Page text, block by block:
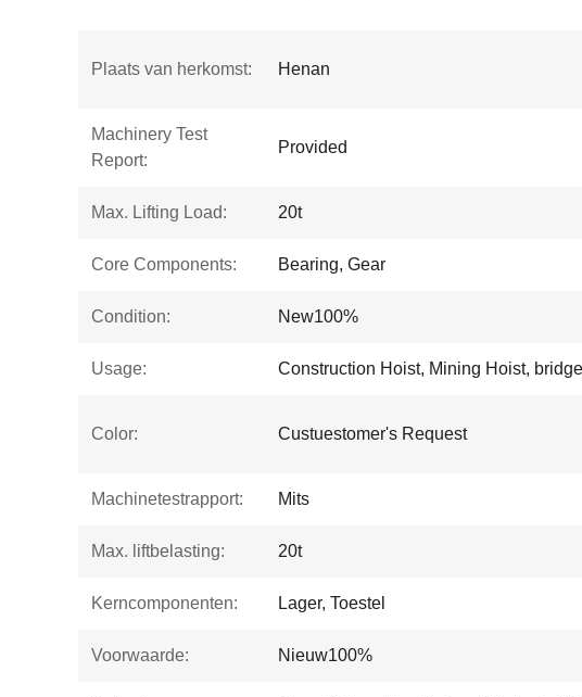
Plaats van herkomst: Henan
Machinery Test
Report:
Provided
Max. Lifting Load: 20t
Core Components: Bearing, Gear
Condition: New100%
Usage: Construction Hoist, Mining Hoist,
Color: Custuestomer's Request
Machinetestrapport: Mits
Max. liftbelasting: 20t
Kerncomponenten: Lager, Toestel
Voorwaarde: Nieuw100%